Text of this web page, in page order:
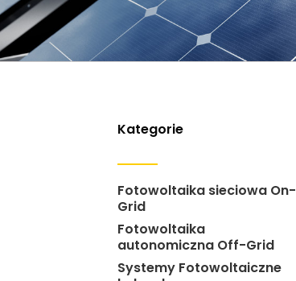
Kategorie
Fotowoltaika sieciowa On-
Grid
Fotowoltaika
autonomiczna Off-Grid
Systemy Fotowoltaiczne